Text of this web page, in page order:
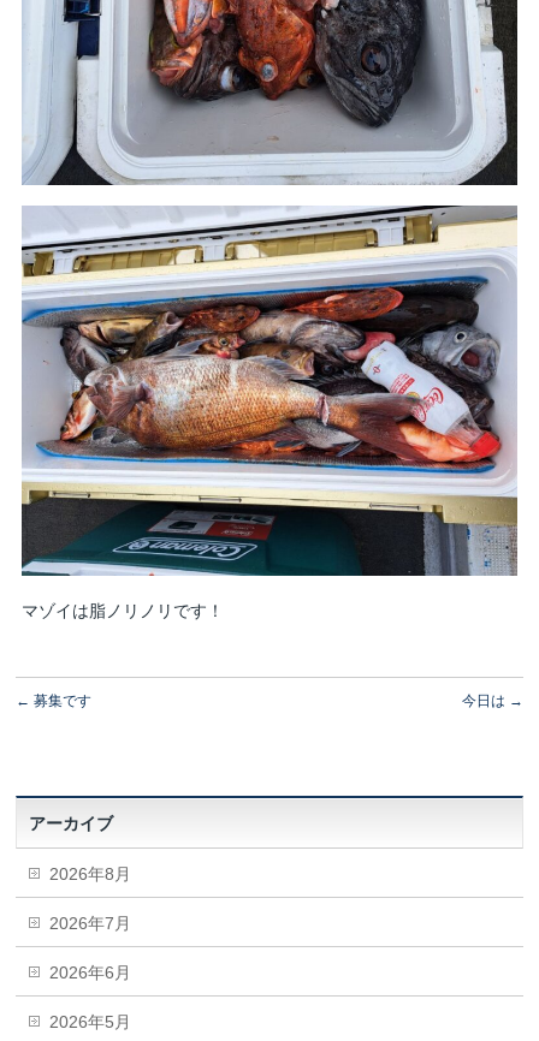
マゾイは脂ノリノリです！
← 募集です 今日は →
アーカイブ
2026年8月
2026年7月
2026年6月
2026年5月